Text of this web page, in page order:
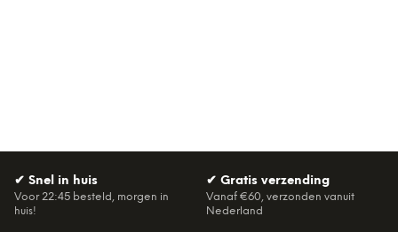
✔ Snel in huis
Voor 22:45 besteld, morgen in
huis!
✔ Gratis verzending
Vanaf €60, verzonden vanuit
Nederland